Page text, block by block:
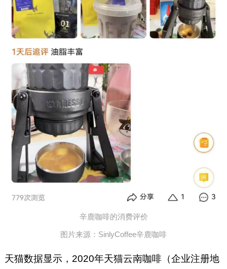
辛鹿咖啡的消费评价
图片来源：SinlyCoffee辛鹿咖啡
天猫数据显示，2020年天猫云南咖啡（企业注册地